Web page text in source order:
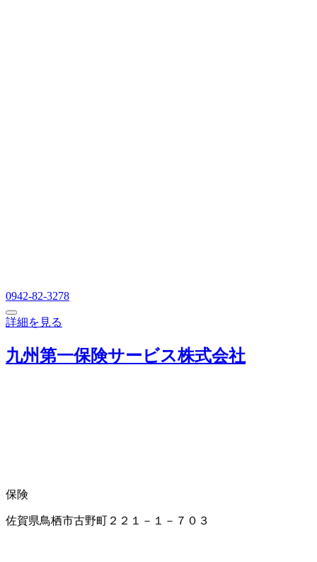
0942-82-3278
詳細を見る
九州第一保険サービス株式会社
保険
佐賀県鳥栖市古野町２２１－１－７０３